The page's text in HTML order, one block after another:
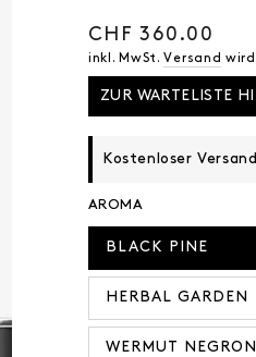
Regulärer
Preis
CHF 360.00
inkl. MwSt.Versand
ZUR WARTELISTE
Kostenloser
AROMA
BLACK PINE
HERBAL GARDEN
WERMUT